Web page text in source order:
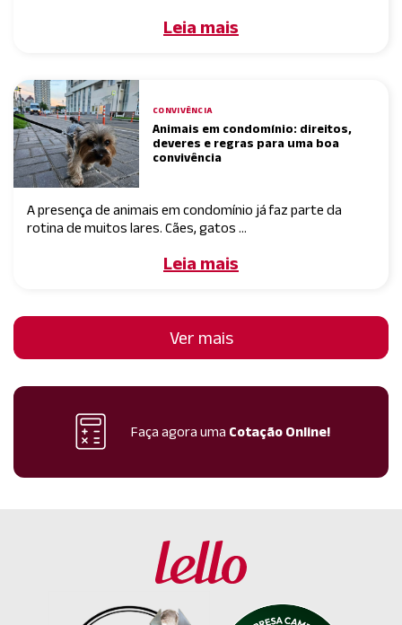
Leia mais
CONVIVÊNCIA
Animais em condomínio: direitos,
deveres e regras para uma boa
convivência
A presença de animais em condomínio já faz parte da
rotina de muitos lares. Cães, gatos ...
Leia mais
Ver mais
Faça agora uma Cotação Online!